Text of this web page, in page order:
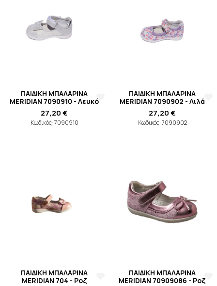
ΠΑΙΔΙΚΗ ΜΠΑΛΑΡΙΝΑ
MERIDIAN 7090910 - Λευκό
27,20 €
Κωδικός: 7090910
ΠΑΙΔΙΚΗ ΜΠΑΛΑΡΙΝΑ
MERIDIAN 7090902 - Λιλά
27,20 €
Κωδικός: 7090902
ΠΑΙΔΙΚΗ ΜΠΑΛΑΡΙΝΑ
MERIDIAN 704 - Ροζ
ΠΑΙΔΙΚΗ ΜΠΑΛΑΡΙΝΑ
MERIDIAN 70909086 - Ροζ